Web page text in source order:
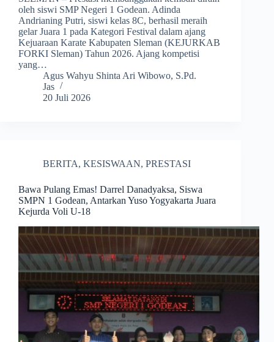
oleh siswi SMP Negeri 1 Godean. Adinda
Andrianing Putri, siswi kelas 8C, berhasil meraih
gelar Juara 1 pada Kategori Festival dalam ajang
Kejuaraan Karate Kabupaten Sleman (KEJURKAB
FORKI Sleman) Tahun 2026. Ajang kompetisi
yang…
Agus Wahyu Shinta Ari Wibowo, S.Pd.
Jas
20 Juli 2026
BERITA, KESISWAAN, PRESTASI
Bawa Pulang Emas! Darrel Danadyaksa, Siswa
SMPN 1 Godean, Antarkan Yuso Yogyakarta Juara
Kejurda Voli U-18